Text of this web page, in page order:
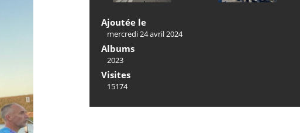
Ajoutée le
mercredi 24 avril 2024
Albums
2023
Visites
15174